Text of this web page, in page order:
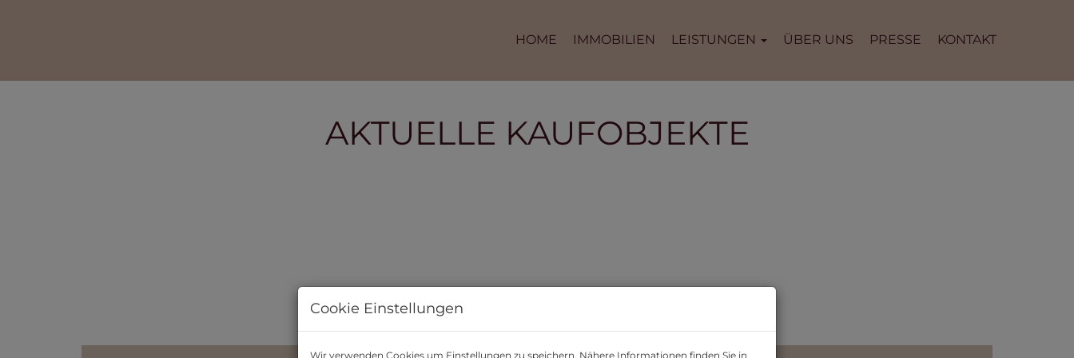
HOME IMMOBILIEN LEISTUNGEN ÜBER UNS PRESSE KONTAKT
AKTUELLE KAUFOBJEKTE
Cookie Einstellungen
Wir verwenden Cookies um Einstellungen zu speichern. Nähere Informationen finden Sie in